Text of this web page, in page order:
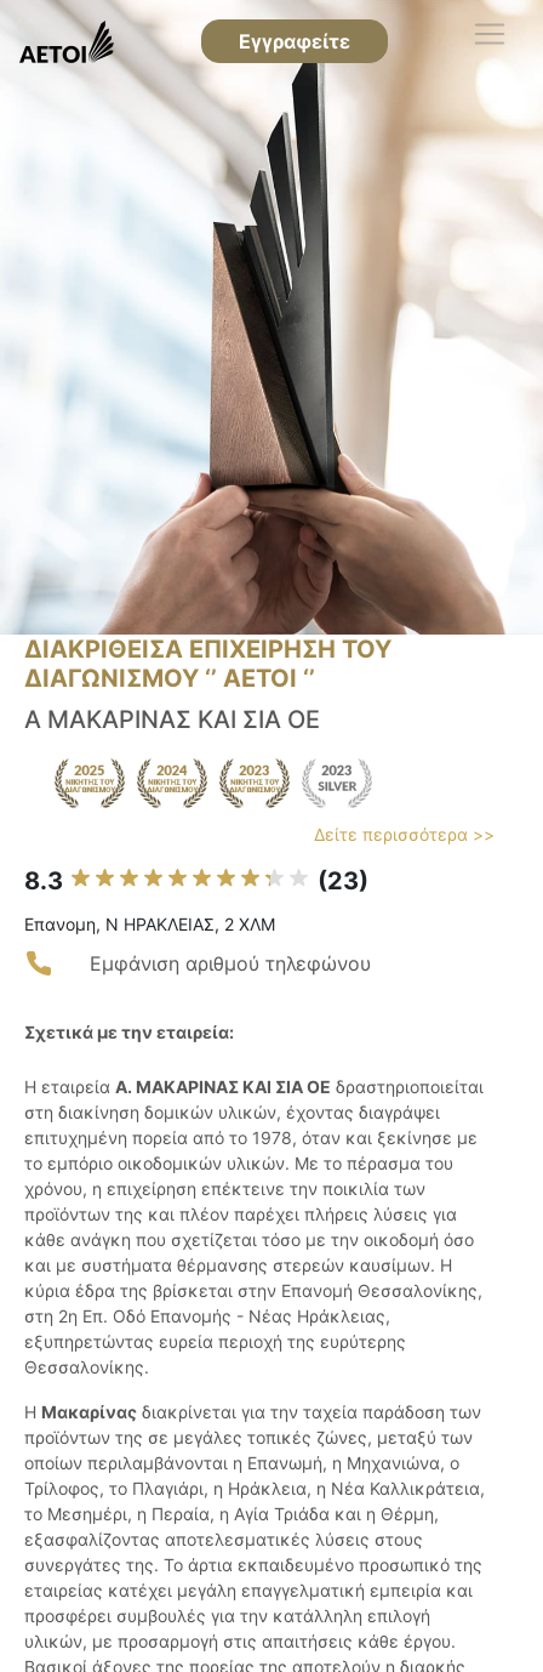
Εγγραφείτε
ΔΙΑΚΡΙΘΕΙΣΑ ΕΠΙΧΕΙΡΗΣΗ ΤΟΥ
ΔΙΑΓΩΝΙΣΜΟΥ ‘’ ΑΕΤΟΙ ‘’
Α ΜΑΚΑΡΙΝΑΣ ΚΑΙ ΣΙΑ ΟΕ
Δείτε περισσότερα >>
8.3 (23)
Επανομη, Ν ΗΡΑΚΛΕΙΑΣ, 2 ΧΛΜ
Εμφάνιση αριθμού τηλεφώνου
Σχετικά με την εταιρεία:
Η εταιρεία Α. ΜΑΚΑΡΙΝΑΣ ΚΑΙ ΣΙΑ ΟΕ δραστηριοποιείται
στη διακίνηση δομικών υλικών, έχοντας διαγράψει
επιτυχημένη πορεία από το 1978, όταν και ξεκίνησε με
το εμπόριο οικοδομικών υλικών. Με το πέρασμα του
χρόνου, η επιχείρηση επέκτεινε την ποικιλία των
προϊόντων της και πλέον παρέχει πλήρεις λύσεις για
κάθε ανάγκη που σχετίζεται τόσο με την οικοδομή όσο
και με συστήματα θέρμανσης στερεών καυσίμων. Η
κύρια έδρα της βρίσκεται στην Επανομή Θεσσαλονίκης,
στη 2η Επ. Οδό Επανομής - Νέας Ηράκλειας,
εξυπηρετώντας ευρεία περιοχή της ευρύτερης
Θεσσαλονίκης.
Η Μακαρίνας διακρίνεται για την ταχεία παράδοση των
προϊόντων της σε μεγάλες τοπικές ζώνες, μεταξύ των
οποίων περιλαμβάνονται η Επανωμή, η Μηχανιώνα, ο
Τρίλοφος, το Πλαγιάρι, η Ηράκλεια, η Νέα Καλλικράτεια,
το Μεσημέρι, η Περαία, η Αγία Τριάδα και η Θέρμη,
εξασφαλίζοντας αποτελεσματικές λύσεις στους
συνεργάτες της. Το άρτια εκπαιδευμένο προσωπικό της
εταιρείας κατέχει μεγάλη επαγγελματική εμπειρία και
προσφέρει συμβουλές για την κατάλληλη επιλογή
υλικών, με προσαρμογή στις απαιτήσεις κάθε έργου.
Βασικοί άξονες της πορείας της αποτελούν η διαρκής